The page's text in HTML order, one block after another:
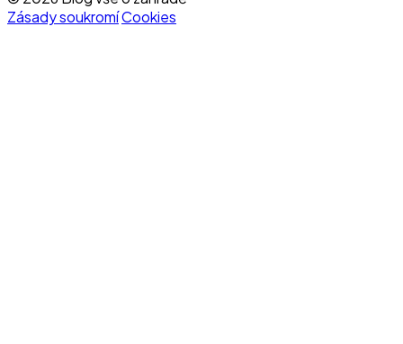
Zásady soukromíCookies